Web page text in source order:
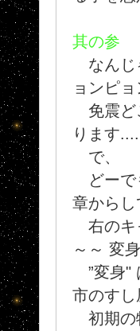
其の参
なんじ
ョンピョ
免震ど
ります....
で、
どーで
章からし
右のキ
～～ 変身
”変身"
市のす
初期の